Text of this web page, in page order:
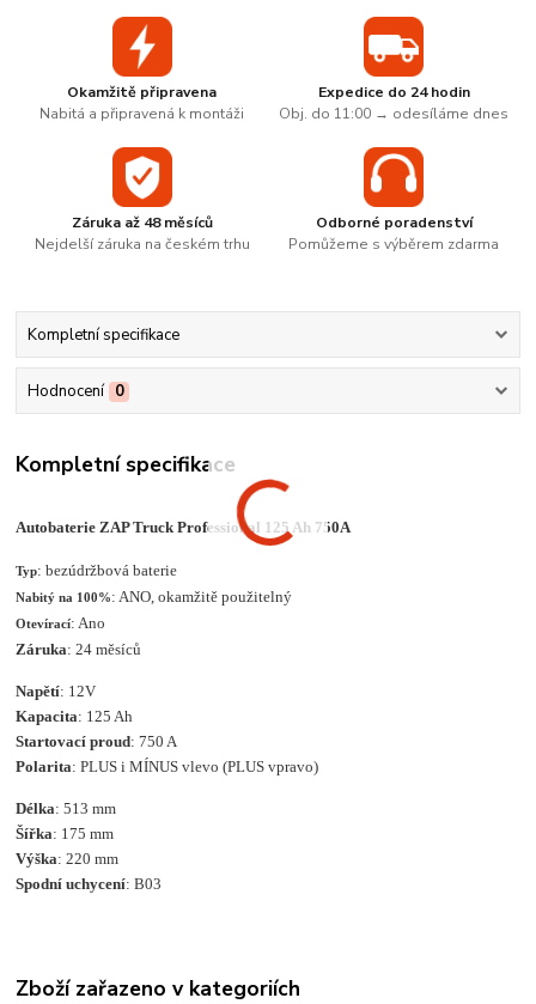
Okamžitě připravena
Nabitá a připravená k montáži
Expedice do 24 hodin
Obj. do 11:00 → odesíláme dnes
Záruka až 48 měsíců
Nejdelší záruka na českém trhu
Odborné poradenství
Pomůžeme s výběrem zdarma
Kompletní specifikace
Hodnocení 0
Kompletní specifikace
Autobaterie ZAP Truck Professional 125 Ah 750A
Typ: bezúdržbová baterie
Nabitý na 100%: ANO, okamžitě použitelný
Otevírací: Ano
Záruka: 24 měsíců
Napětí: 12V
Kapacita: 125 Ah
Startovací proud: 750 A
Polarita: PLUS i MÍNUS vlevo (PLUS vpravo)
Délka: 513 mm
Šířka: 175 mm
Výška: 220 mm
Spodní uchycení: B03
Zboží zařazeno v kategoriích